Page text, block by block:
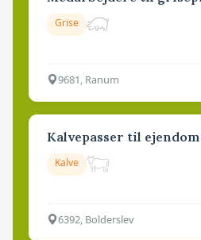
Grise
9681, Ranum
Kalvepasser til
Kalve
6392, Bolderslev